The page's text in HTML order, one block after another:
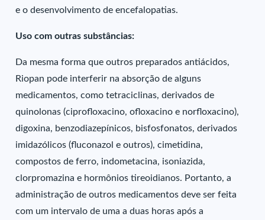
e o desenvolvimento de encefalopatias.
Uso com outras substâncias:
Da mesma forma que outros preparados antiácidos,
Riopan pode interferir na absorção de alguns
medicamentos, como tetraciclinas, derivados de
quinolonas (ciprofloxacino, ofloxacino e norfloxacino),
digoxina, benzodiazepínicos, bisfosfonatos, derivados
imidazólicos (fluconazol e outros), cimetidina,
compostos de ferro, indometacina, isoniazida,
clorpromazina e hormônios tireoidianos. Portanto, a
administração de outros medicamentos deve ser feita
com um intervalo de uma a duas horas após a